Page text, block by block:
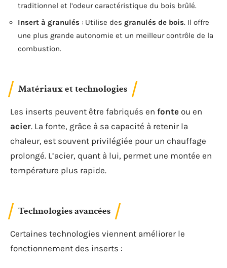
traditionnel et l’odeur caractéristique du bois brûlé.
Insert à granulés : Utilise des granulés de bois. Il offre
une plus grande autonomie et un meilleur contrôle de la
combustion.
Matériaux et technologies
Les inserts peuvent être fabriqués en fonte ou en
acier. La fonte, grâce à sa capacité à retenir la
chaleur, est souvent privilégiée pour un chauffage
prolongé. L’acier, quant à lui, permet une montée en
température plus rapide.
Technologies avancées
Certaines technologies viennent améliorer le
fonctionnement des inserts :